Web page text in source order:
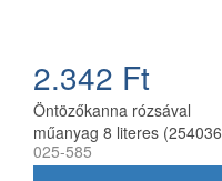
2.342 Ft
Öntözőkanna rózsával
műanyag 8 literes (254036
ST)
025-585